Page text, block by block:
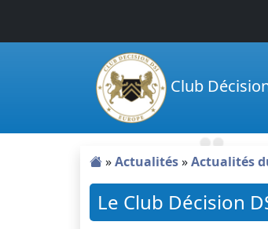
Club
»Actualités»Actualités
Le Club Décision